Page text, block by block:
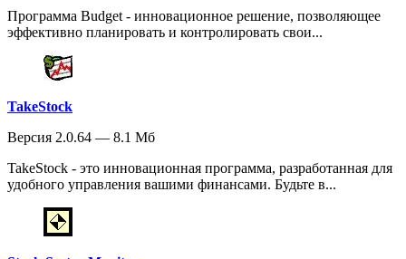
Программа Budget - инновационное решение, позволяющее
эффективно планировать и контролировать свои...
TakeStock
Версия 2.0.64 — 8.1 Мб
TakeStock - это инновационная программа, разработанная для
удобного управления вашими финансами. Будьте в...